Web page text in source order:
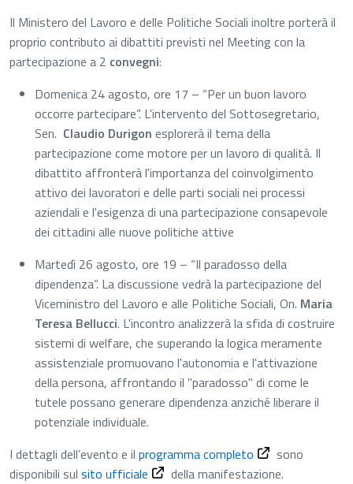
Il Ministero del Lavoro e delle Politiche Sociali inoltre porterà il
proprio contributo ai dibattiti previsti nel Meeting con la
partecipazione a 2 convegni:
Domenica 24 agosto, ore 17 – “Per un buon lavoro
occorre partecipare”. L'intervento del Sottosegretario,
Sen. Claudio Durigon esplorerà il tema della
partecipazione come motore per un lavoro di qualità. Il
dibattito affronterà l'importanza del coinvolgimento
attivo dei lavoratori e delle parti sociali nei processi
aziendali e l'esigenza di una partecipazione consapevole
dei cittadini alle nuove politiche attive
Martedì 26 agosto, ore 19 – “Il paradosso della
dipendenza”. La discussione vedrà la partecipazione del
Viceministro del Lavoro e alle Politiche Sociali, On. Maria
Teresa Bellucci. L'incontro analizzerà la sfida di costruire
sistemi di welfare, che superando la logica meramente
assistenziale promuovano l'autonomia e l'attivazione
della persona, affrontando il "paradosso" di come le
tutele possano generare dipendenza anziché liberare il
potenziale individuale.
I dettagli dell’evento e il programma completo
sono
disponibili sul sito ufficiale della manifestazione.